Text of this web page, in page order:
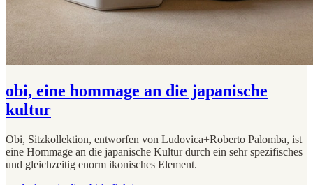
obi, eine hommage an die japanische
kultur
Obi, Sitzkollektion, entworfen von Ludovica+Roberto Palomba, ist
eine Hommage an die japanische Kultur durch ein sehr spezifisches
und gleichzeitig enorm ikonisches Element.